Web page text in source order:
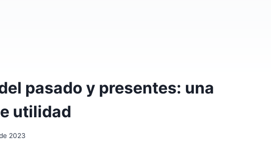
pasado y presentes: una
utilidad
2023